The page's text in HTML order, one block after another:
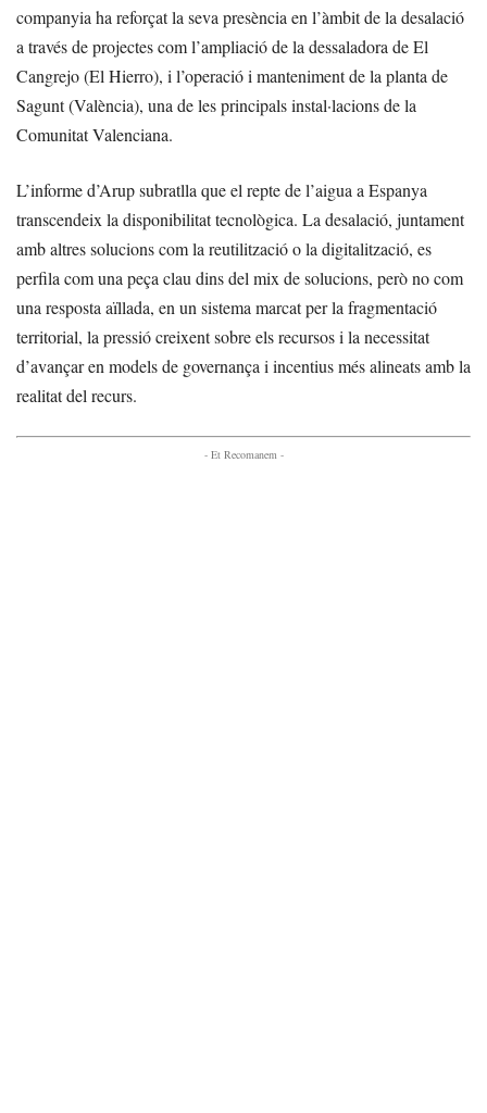
companyia ha reforçat la seva presència en l’àmbit de la desalació
a través de projectes com l’ampliació de la dessaladora de El
Cangrejo (El Hierro), i l’operació i manteniment de la planta de
Sagunt (València), una de les principals instal·lacions de la
Comunitat Valenciana.
L’informe d’Arup subratlla que el repte de l’aigua a Espanya
transcendeix la disponibilitat tecnològica. La desalació, juntament
amb altres solucions com la reutilització o la digitalització, es
perfila com una peça clau dins del mix de solucions, però no com
una resposta aïllada, en un sistema marcat per la fragmentació
territorial, la pressió creixent sobre els recursos i la necessitat
d’avançar en models de governança i incentius més alineats amb la
realitat del recurs.
- Et Recomanem -